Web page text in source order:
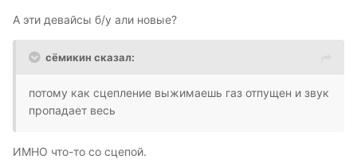
А эти девайсы б/у али новые?
сёмикин сказал:
потому как сцепление выжимаешь газ отпущен и звук
пропадает весь
ИМНО что-то со сцепой.